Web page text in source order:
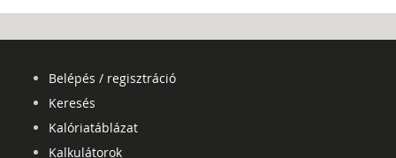
Belépés / regisztráció
Keresés
Kalóriatáblázat
Kalkulátorok